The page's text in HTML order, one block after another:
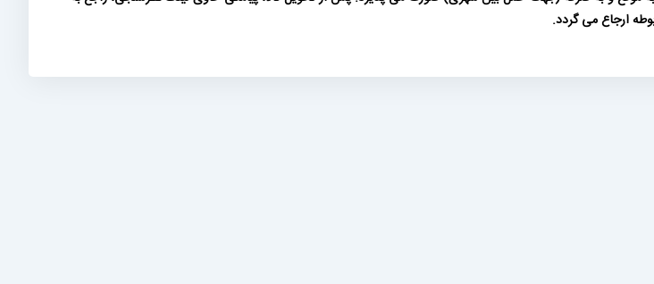
ارجاع می گردد.